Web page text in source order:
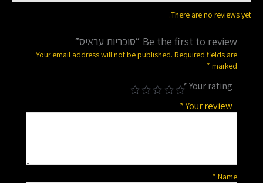
There are no reviews yet.
Be the first to review “סוכריות עראיס”
Your email address will not be published. Required fields are
marked
*
Your rating
*
Your review
*
Name
*